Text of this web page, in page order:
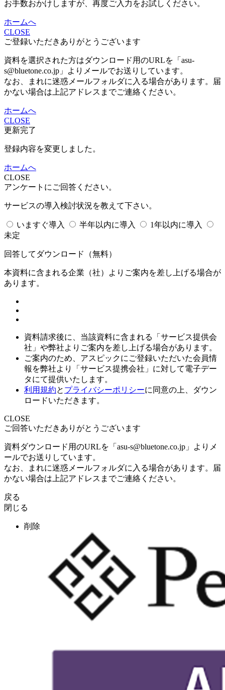
お手数おかけしますが、再度ご入力をお試しください。
ホームへ
CLOSE
ご登録いただきありがとうございます
資料を選択された方はダウンロード用のURLを「asu-
s@bluetone.co.jp」よりメールでお送りしています。
なお、まれに迷惑メールフォルダに入る場合があります。届
かない場合は上記アドレスまでご連絡ください。
ホームへ
CLOSE
更新完了
登録内容を変更しました。
ホームへ
CLOSE
アンケートにご回答ください。
サービスの導入検討状況を教えて下さい。
いますぐ導入 半年以内に導入
1年以内に導入
未定
回答してダウンロード （無料）
本資料に含まれる企業（社）よりご案内を差し上げる場合が
あります。
資料請求後に、当該資料に含まれる「サービス提供会
社」や弊社よりご案内を差し上げる場合があります。
ご案内のため、アスピックにご登録いただいた会員情
報を弊社より「サービス提携会社」に対して電子デー
タにて提供いたします。
利用規約と プライバシーポリシーに同意の上、ダウン
ロードいただきます。
CLOSE
ご回答いただきありがとうございます
資料ダウンロード用のURLを「asu-s@bluetone.co.jp」よりメ
ールでお送りしています。
なお、まれに迷惑メールフォルダに入る場合があります。届
かない場合は上記アドレスまでご連絡ください。
戻る
閉じる
削除